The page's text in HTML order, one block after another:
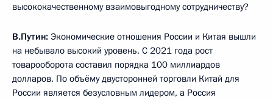
высококачественному взаимовыгодному сотрудничеству?
В.Путин: Экономические отношения России и Китая вышли
на небывало высокий уровень. С 2021 года рост
товарооборота составил порядка 100 миллиардов
долларов. По объёму двусторонней торговли Китай для
России является безусловным лидером, а Россия